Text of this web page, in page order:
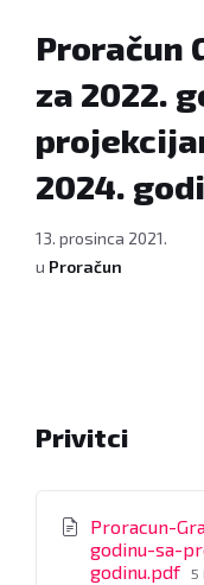
Proračun
za 2022.
2024.
13. prosinca 2021.
u Proračun
Privitci
Proracun-
godinu-sa-
godinu.pdf
5